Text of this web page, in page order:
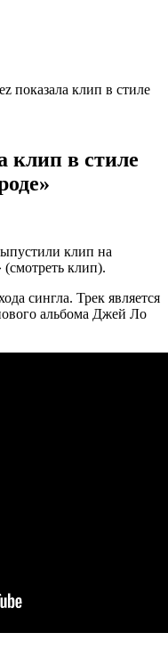
показала клип в стиле
клип в стиле
клип на
(смотреть клип).
сингла. Трек является
альбома Джей Ло